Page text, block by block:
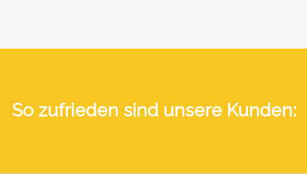
So zufrieden sind unsere Kunden: